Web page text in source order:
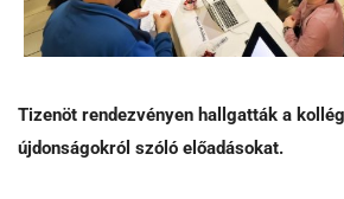
Tizenöt rendezvényen hallgatták a
újdonságokról szóló előadásokat.